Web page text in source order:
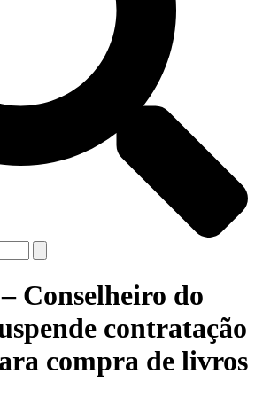
Conselheiro do
contratação
compra de livros